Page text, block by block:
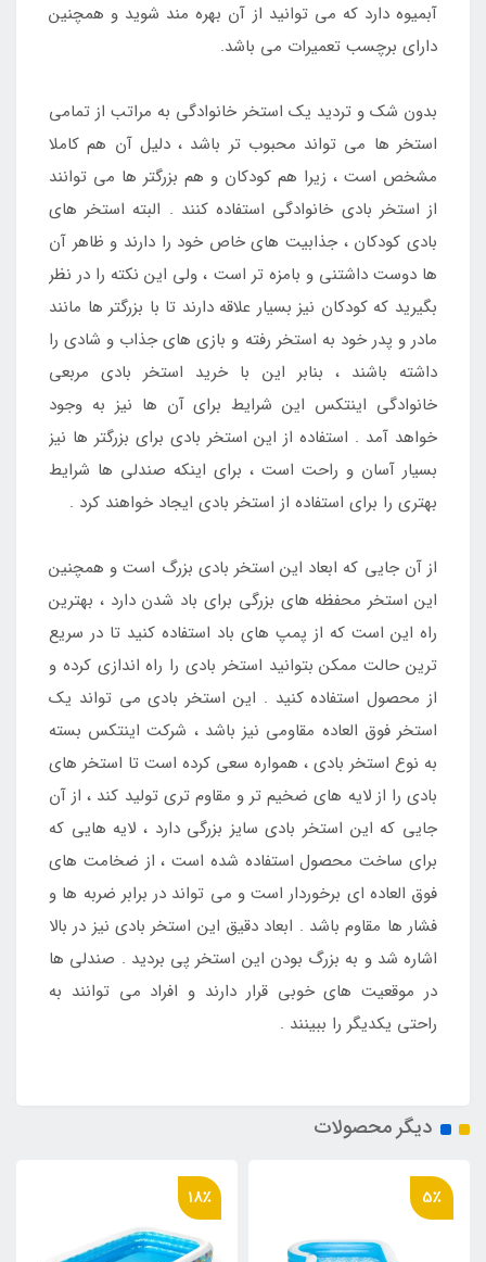
آبمیوه دارد که می توانید از آن بهره مند شوید و همچنین
دارای برچسب تعمیرات می باشد.
بدون شک و تردید یک استخر خانوادگی به مراتب از تمامی
استخر ها می تواند محبوب تر باشد ، دلیل آن هم کاملا
مشخص است ، زیرا هم کودکان و هم بزرگتر ها می توانند
از استخر بادی خانوادگی استفاده کنند . البته استخر های
بادی کودکان ، جذابیت های خاص خود را دارند و ظاهر آن
ها دوست داشتنی و بامزه تر است ، ولی این نکته را در نظر
بگیرید که کودکان نیز بسیار علاقه دارند تا با بزرگتر ها مانند
مادر و پدر خود به استخر رفته و بازی های جذاب و شادی را
داشته باشند ، بنابر این با خرید استخر بادی مربعی
خانوادگی اینتکس این شرایط برای آن ها نیز به وجود
خواهد آمد . استفاده از این استخر بادی برای بزرگتر ها نیز
بسیار آسان و راحت است ، برای اینکه صندلی ها شرایط
بهتری را برای استفاده از استخر بادی ایجاد خواهند کرد .
از آن جایی که ابعاد این استخر بادی بزرگ است و همچنین
این استخر محفظه های بزرگی برای باد شدن دارد ، بهترین
راه این است که از پمپ های باد استفاده کنید تا در سریع
ترین حالت ممکن بتوانید استخر بادی را راه اندازی کرده و
از محصول استفاده کنید . این استخر بادی می تواند یک
استخر فوق العاده مقاومی نیز باشد ، شرکت اینتکس بسته
به نوع استخر بادی ، همواره سعی کرده است تا استخر های
بادی را از لایه های ضخیم تر و مقاوم تری تولید کند ، از آن
جایی که این استخر بادی سایز بزرگی دارد ، لایه هایی که
برای ساخت محصول استفاده شده است ، از ضخامت های
فوق العاده ای برخوردار است و می تواند در برابر ضربه ها و
فشار ها مقاوم باشد . ابعاد دقیق این استخر بادی نیز در بالا
اشاره شد و به بزرگ بودن این استخر پی بردید . صندلی ها
در موقعیت های خوبی قرار دارند و افراد می توانند به
راحتی یکدیگر را ببینند .
دیگر محصولات
5٪ 18٪